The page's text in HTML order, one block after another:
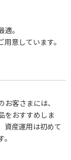
。
意しています。
客さまには、
をおすすめしま
資産運用は初めて